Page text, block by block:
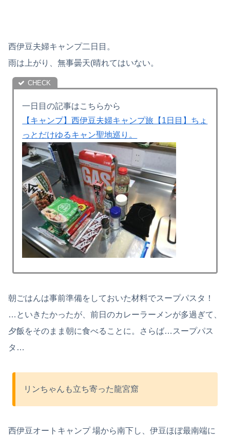
西伊豆夫婦キャンプ二日目。
雨は上がり、無事曇天(晴れてはいない。
一日目の記事はこちらから
【キャンプ】西伊豆夫婦キャンプ旅【1日目】ちょ
っとだけゆるキャン聖地巡り。
朝ごはんは事前準備をしておいた材料でスープパスタ！
…といきたかったが、前日のカレーラーメンが多過ぎて、
夕飯をそのまま朝に食べることに。さらば…スープパス
タ…
リンちゃんも立ち寄った龍宮窟
西伊豆オートキャンプ 場から南下し、伊豆ほぼ最南端に